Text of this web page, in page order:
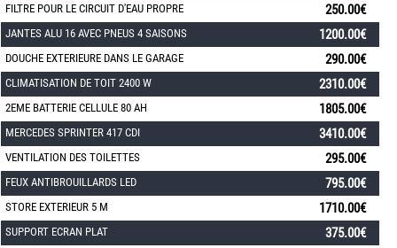
FILTRE POUR LE CIRCUIT D'EAU PROPRE 250.00€
JANTES ALU 16 AVEC PNEUS 4 SAISONS 1200.00€
DOUCHE EXTERIEURE DANS LE GARAGE 290.00€
CLIMATISATION DE TOIT 2400 W 2310.00€
2EME BATTERIE CELLULE 80 AH 1805.00€
MERCEDES SPRINTER 417 CDI 3410.00€
VENTILATION DES TOILETTES 295.00€
FEUX ANTIBROUILLARDS LED 795.00€
STORE EXTERIEUR 5 M 1710.00€
SUPPORT ECRAN PLAT 375.00€